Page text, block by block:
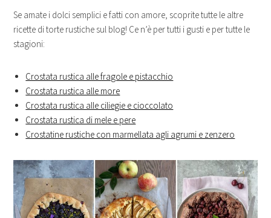
Se amate i dolci semplici e fatti con amore, scoprite tutte le altre
ricette di torte rustiche sul blog! Ce n’è per tutti i gusti e per tutte le
stagioni:
Crostata rustica alle fragole e pistacchio
Crostata rustica alle more
Crostata rustica alle ciliegie e cioccolato
Crostata rustica di mele e pere
Crostatine rustiche con marmellata agli agrumi e zenzero